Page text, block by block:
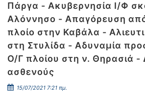
Πάργα - Ακυβερνησία Ι/Φ
Αλόννησο - Απαγόρευση
πλοίο στην Καβάλα -
στη Στυλίδα - Αδυναμία
Ο/Γ πλοίου στη ν. Θηρασιά -
ασθενούς
15/07/2021 7:21 πμ.